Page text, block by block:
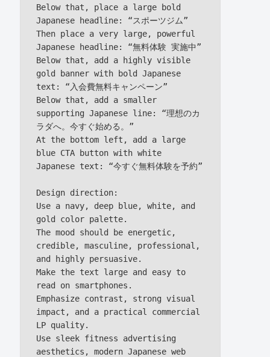
Below that, place a large bold
Japanese headline: “スポーツジム”
Then place a very large, powerful
Japanese headline: “無料体験 実施中”
Below that, add a highly visible
gold banner with bold Japanese
text: “入会費無料キャンペーン”
Below that, add a smaller
supporting Japanese line: “理想のカ
ラダへ。今すぐ始める。”
At the bottom left, add a large
blue CTA button with white
Japanese text: “今すぐ無料体験を予約”
Design direction:
Use a navy, deep blue, white, and
gold color palette.
The mood should be energetic,
credible, masculine, professional,
and highly persuasive.
Make the text large and easy to
read on smartphones.
Emphasize contrast, strong visual
impact, and a practical commercial
LP quality.
Use sleek fitness advertising
aesthetics, modern Japanese web